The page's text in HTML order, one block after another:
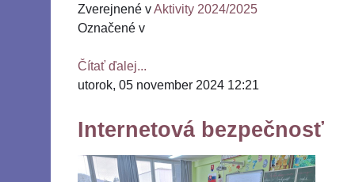
Zverejnené vAktivity 2024/2025
Označené v
Čítať ďalej...
utorok, 05 november 2024 12:21
Internetová bezpečnosť